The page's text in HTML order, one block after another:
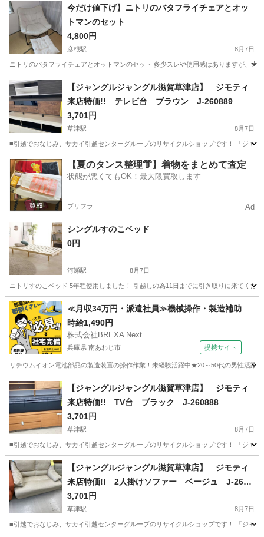
滋賀 栗東市 手原駅 オフィス用家具
今だけ値下げ】ニトリのバタフライチェアとオッ
トマンのセット
4,800円
彦根駅 8月7日
ニトリのバタフライチェアとオットマンのセット 多少スレや使用感はありますが、大
滋賀 彦根市 彦根駅 椅子 ニトリ
【ジャングルジャングル滋賀草津店】 ジモティ
来店特価!! テレビ台 ブラウン J-260889
3,701円
草津駅 8月7日
■引越でおなじみ、サカイ引越センターグループのリサイクルショップです！ 「ジャ
滋賀 草津市 草津駅 収納家具
【夏のタンス整理👘】着物をまとめて査定
状態が悪くてもOK！最大限買取します
プリフラ Ad
シングルすのこベッド
0円
河瀬駅 8月7日
ニトリすのこベッド 5年程使用しました！ 引越しの為11日までに引き取りに来てくだ
滋賀 彦根市 河瀬駅 ベッド
≪月収34万円・派遣社員≫機械操作・製造補助
時給1,490円
株式会社BREXA Next
兵庫県 南あわじ市 提携サイト
リチウムイオン電池部品の製造装置の操作作業！未経験活躍中★20～50代の男性活
兵庫 南あわじ市 その他
【ジャングルジャングル滋賀草津店】 ジモティ
来店特価!! TV台 ブラック J-260888
3,701円
草津駅 8月7日
■引越でおなじみ、サカイ引越センターグループのリサイクルショップです！ 「ジャ
滋賀 草津市 草津駅 収納家具 ジャングル
【ジャングルジャングル滋賀草津店】 ジモティ
来店特価!! 2人掛けソファー ベージュ J-2608
85
3,701円
草津駅 8月7日
■引越でおなじみ、サカイ引越センターグループのリサイクルショップです！ 「ジャ